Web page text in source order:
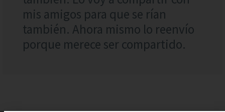
mis amigos para que se rían
también. Ahora mismo lo reenvío
porque merece ser compartido.